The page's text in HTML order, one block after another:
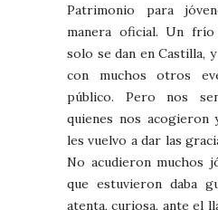
Patrimonio para
manera oficial. Un
solo se dan en Castilla,
con muchos otros
público. Pero nos
quienes nos acogieron
les vuelvo a dar las
No acudieron muchos
que estuvieron daba
atenta, curiosa, ante el